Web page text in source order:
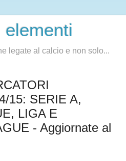
legate al calcio e non solo...
15: SERIE A,
LIGA E
- Aggiornate al